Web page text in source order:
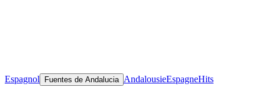
Espagnol Fuentes de Andalucia AndalousieEspagneHits